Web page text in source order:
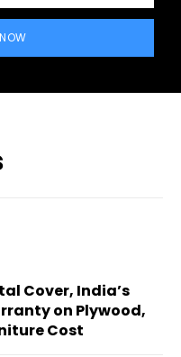
Cover, India’s
on Plywood,
Cost